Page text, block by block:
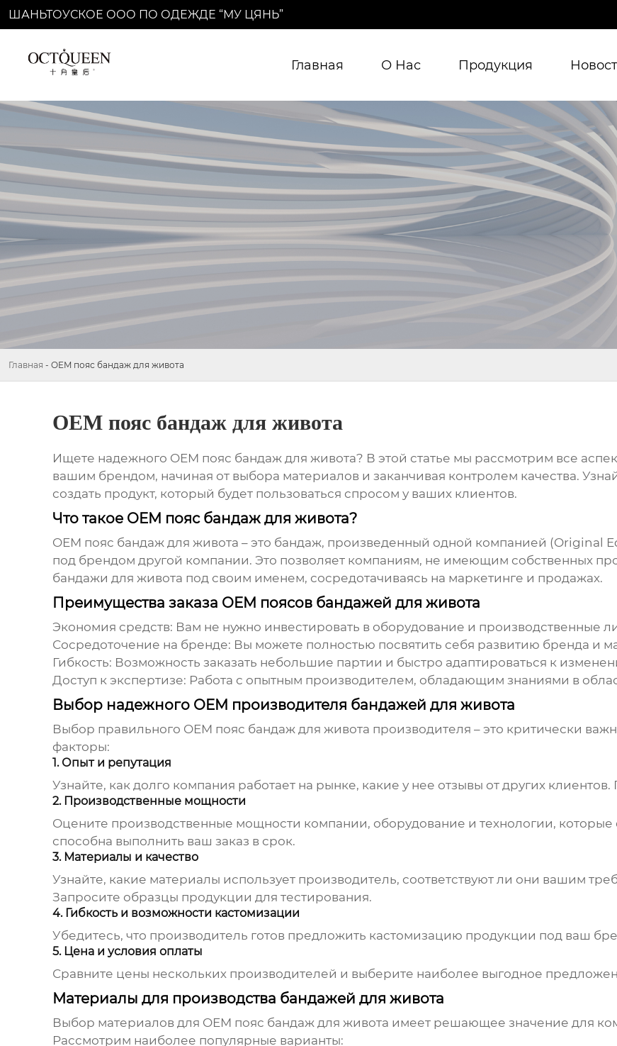
ШАНЬТОУСКОЕ ООО ПО ОДЕЖДЕ “МУ ЦЯНЬ”
Главная О Нас Продукция
Главная - OEM пояс бандаж для живота
OEM пояс бандаж для живота
Ищете надежного OEM пояс бандаж для живота? В этой статье мы рассмотрим все
вашим брендом, начиная от выбора материалов и заканчивая контролем качества.
создать продукт, который будет пользоваться спросом у ваших клиентов.
Что такое OEM пояс бандаж для живота?
OEM пояс бандаж для живота – это бандаж, произведенный одной компанией (Original
под брендом другой компании. Это позволяет компаниям, не имеющим собственных
бандажи для живота под своим именем, сосредотачиваясь на маркетинге и продажах.
Преимущества заказа OEM поясов бандажей для живота
Экономия средств: Вам не нужно инвестировать в оборудование и производственные
Сосредоточение на бренде: Вы можете полностью посвятить себя развитию бренда и
Гибкость: Возможность заказать небольшие партии и быстро адаптироваться к
Доступ к экспертизе: Работа с опытным производителем, обладающим знаниями в
Выбор надежного OEM производителя бандажей для живота
Выбор правильного OEM пояс бандаж для живота производителя – это критически
факторы:
1. Опыт и репутация
Узнайте, как долго компания работает на рынке, какие у нее отзывы от других
2. Производственные мощности
Оцените производственные мощности компании, оборудование и технологии, которые
способна выполнить ваш заказ в срок.
3. Материалы и качество
Узнайте, какие материалы использует производитель, соответствуют ли они вашим
Запросите образцы продукции для тестирования.
4. Гибкость и возможности кастомизации
Убедитесь, что производитель готов предложить кастомизацию продукции под ваш
5. Цена и условия оплаты
Сравните цены нескольких производителей и выберите наиболее выгодное
Материалы для производства бандажей для живота
Выбор материалов для OEM пояс бандаж для живота имеет решающее значение для
Рассмотрим наиболее популярные варианты: